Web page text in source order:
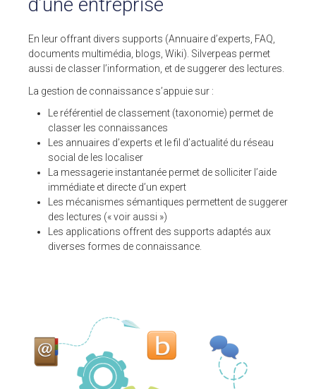
Pour ses tarifs transparents
CLIENTS
BLOG
Témoignages clients
Fonctionnalités
Articles
A PROPOS DE NOUS
L’entreprise
Contact
💻 DÉMONSTRATION
ESPACE CLIENTS
En leur offrant divers supports (Annuaire d’experts, FAQ,
documents multimédia, blogs, Wiki). Silverpeas permet
aussi de classer l’information, et de suggerer des lectures.
La gestion de connaissance s’appuie sur :
Le référentiel de classement (taxonomie) permet de
classer les connaissances
Les annuaires d’experts et le fil d’actualité du réseau
social de les localiser
La messagerie instantanée permet de solliciter l’aide
immédiate et directe d’un expert
Les mécanismes sémantiques permettent de suggerer
des lectures (« voir aussi »)
Les applications offrent des supports adaptés aux
diverses formes de connaissance.